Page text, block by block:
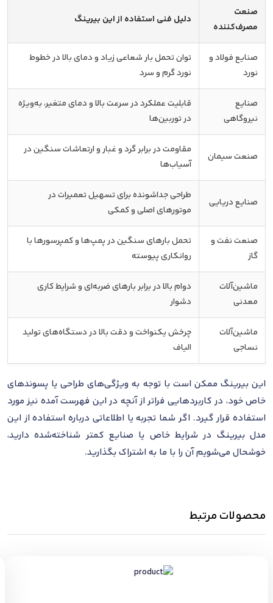
صنعت
مصرف‌کننده
دلیل فنی استفاده از این بیرینگ
صنایع فولاد و
نورد
توان تحمل بار شعاعی زیاد و دمای بالا در خطوط
نورد گرم و سرد
صنایع
نیروگاهی
قابلیت عملکرد در سرعت بالا و دمای متغیر، به‌ویژه
در توربین‌ها
صنعت سیمان
مقاومت در برابر گرد و غبار و ارتعاشات سنگین در
آسیاب‌ها
صنایع دریایی
طراحی جداشونده برای تسهیل تعمیرات در
موتورهای اصلی و کمکی
صنعت نفت و
گاز
تحمل بارهای سنگین در پمپ‌ها و کمپرسورها با
روانکاری پیوسته
ماشین‌آلات
معدنی
دوام بالا در برابر بارهای ضربه‌ای و شرایط کاری
دشوار
ماشین‌آلات
نساجی
چرخش یکنواخت و دقت بالا در دستگاه‌های تولید
الیاف
این بیرینگ ممکن است با توجه به ویژگی‌های طراحی یا پسوندهای
خاص خود، در کاربردهایی فراتر از آنچه در این فهرست آمده نیز مورد
استفاده قرار گیرد. اگر شما تجربه یا اطلاعاتی درباره استفاده از این
مدل بیرینگ در شرایط خاص یا صنایع کمتر شناخته‌شده دارید،
خوشحال می‌شویم آن را با ما به اشتراک بگذارید.
محصولات مرتبط